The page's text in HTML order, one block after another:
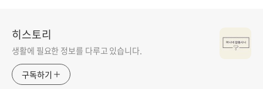
히스토리
생활에 필요한 정보를 다루고 있습니다.
구독하기